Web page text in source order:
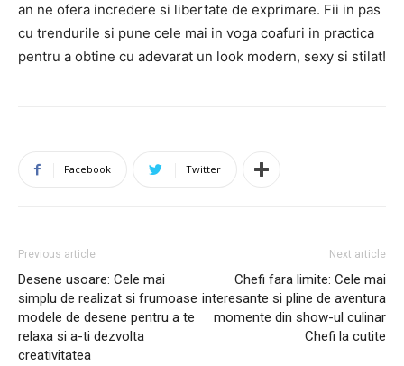
an ne ofera incredere si libertate de exprimare. Fii in pas
cu trendurile si pune cele mai in voga coafuri in practica
pentru a obtine cu adevarat un look modern, sexy si stilat!
Facebook Twitter
Previous article
Desene usoare: Cele mai
simplu de realizat si frumoase
modele de desene pentru a te
relaxa si a-ti dezvolta
creativitatea
Next article
Chefi fara limite: Cele mai
interesante si pline de aventura
momente din show-ul culinar
Chefi la cutite